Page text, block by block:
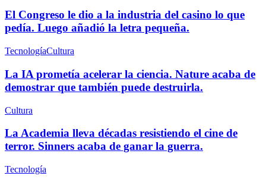
El Congreso le dio a la industria del casino lo que
pedía. Luego añadió la letra pequeña.
TecnologíaCultura
La IA prometía acelerar la ciencia. Nature acaba de
demostrar que también puede destruirla.
Cultura
La Academia lleva décadas resistiendo el cine de
terror. Sinners acaba de ganar la guerra.
Tecnología